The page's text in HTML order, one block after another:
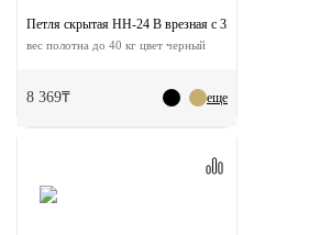
еще
Петля скрытая HH-24 B врезная с 3D-регулировкой
вес полотна до 40 кг цвет черный
8 369₸